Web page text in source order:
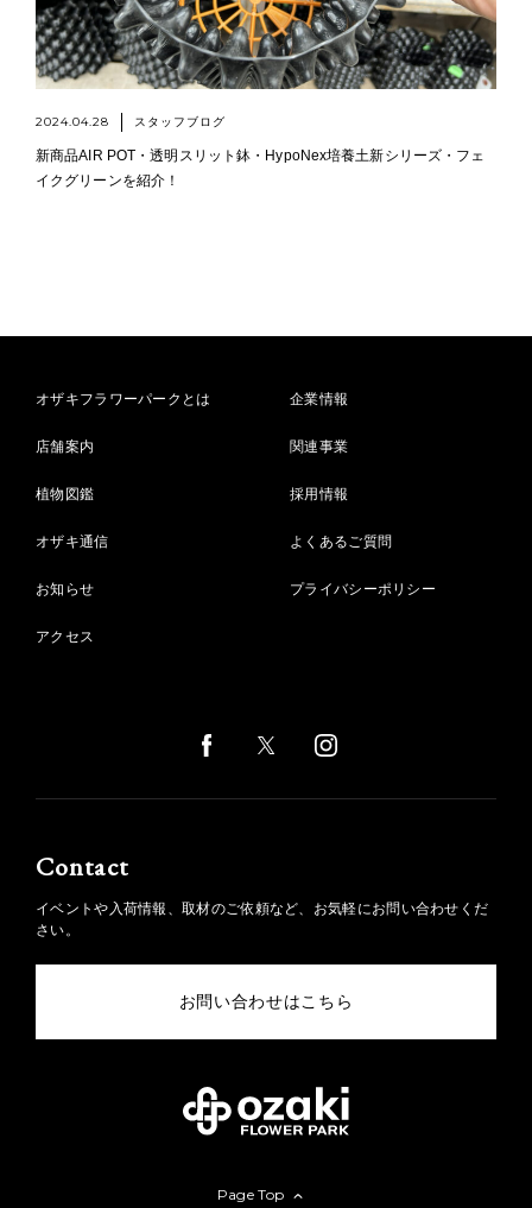
2024.04.28 スタッフブログ
新商品AIR POT・透明スリット鉢・HypoNex培養土新シリーズ・フェ
イクグリーンを紹介！
オザキフラワーパークとは
店舗案内
植物図鑑
オザキ通信
お知らせ
アクセス
企業情報
関連事業
採用情報
よくあるご質問
プライバシーポリシー
Contact
イベントや入荷情報、取材のご依頼など、お気軽にお問い合わせくだ
さい。
お問い合わせはこちら
Page Top